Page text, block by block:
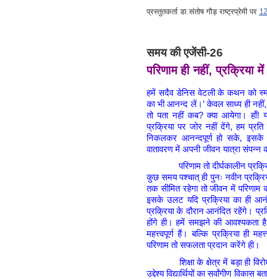
प्रस्तुतकर्ताडा.संतोष गौड़ राष्ट्रप्रेमी पर
समय की एजेंसी-26
परिणाम ही नहीं, प्रक्रिया
हमें सदैव डेनिस वेटली के कथन को
का भी आनन्द लें।’ केवल साध्य ही नहीं,
तो पता नहीं कब? क्या आयेगा। हाँ!
प्रक्रिया पर जोर नहीं देंगे, हम
निकलकर आनन्दपूर्ण हो सके, इसके
वातावरण में अपनी जीवन यात्रा संपन्न
परिणाम तो दीर्घकालीन प्रक्रिया
कुछ समय पश्चात् ही पुनः नवीन
तक सीमित रहेगा तो जीवन में
इसके उलट यदि प्रक्रिया का ही
प्रक्रिया के दौरान आनंदित रहेंगे।
होंगे ही। हमें समझने की आवश्यकता है
महत्त्वपूर्ण हैं। बल्कि प्रक्रिया ही
परिणाम तो सफलता प्रदान करेंगे ही।
शिक्षा के क्षेत्र में बड़ा ही
उद्देश्य विद्यार्थियों का सर्वांगीण